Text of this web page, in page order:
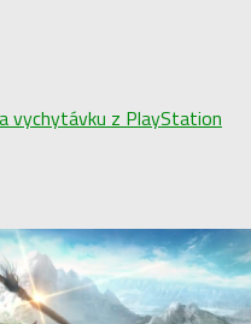
vychytávku z PlayStation